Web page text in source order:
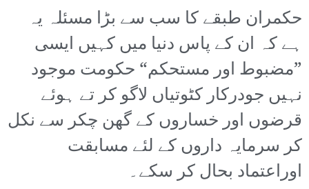
حکمران طبقے کا سب سے بڑا مسئلہ یہ
ہے کہ ان کے پاس دنیا میں کہیں ایسی
”مضبوط اور مستحکم“ حکومت موجود
نہیں جودرکار کٹوتیاں لاگو کر تے ہوئے
قرضوں اور خساروں کے گھن چکر سے نکل
کر سرمایہ داروں کے لئے مسابقت
اوراعتماد بحال کر سکے۔